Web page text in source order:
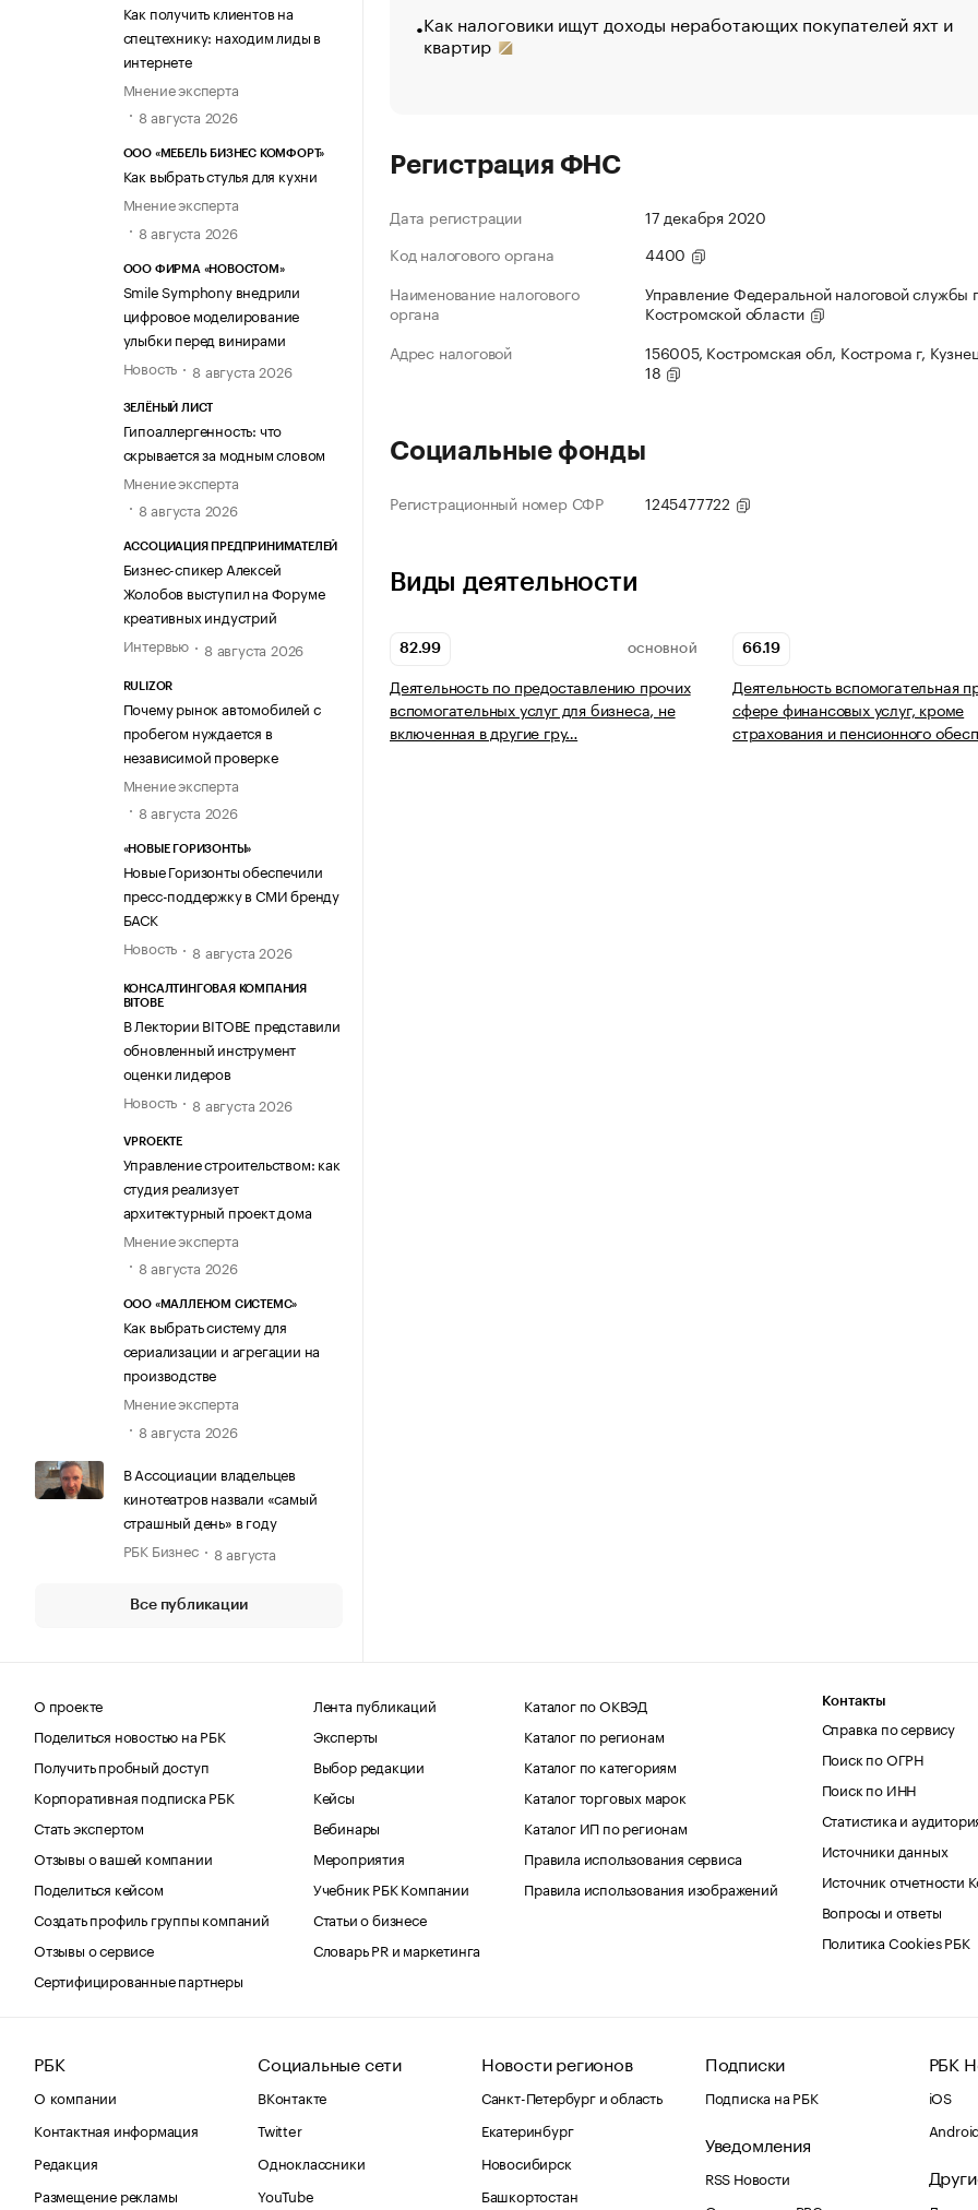
Как получить клиентов на
спецтехнику: находим лиды в
интернете
Мнение эксперта
8 августа 2026
ООО «МЕБЕЛЬ БИЗНЕС КОМФОРТ»
Как выбрать стулья для кухни
Мнение эксперта
8 августа 2026
ООО ФИРМА «НОВОСТОМ»
Smile Symphony внедрили
цифровое моделирование
улыбки перед винирами
Новость
8 августа 2026
ЗЕЛЁНЫЙ ЛИСТ
Гипоаллергенность: что
скрывается за модным словом
Мнение эксперта
8 августа 2026
АССОЦИАЦИЯ ПРЕДПРИНИМАТЕЛЕЙ
Бизнес-спикер Алексей
Жолобов выступил на Форуме
креативных индустрий
Интервью
8 августа 2026
RULIZOR
Почему рынок автомобилей с
пробегом нуждается в
независимой проверке
Мнение эксперта
8 августа 2026
«НОВЫЕ ГОРИЗОНТЫ»
Новые Горизонты обеспечили
пресс-поддержку в СМИ бренду
БАСК
Новость
8 августа 2026
КОНСАЛТИНГОВАЯ КОМПАНИЯ
BITOBE
В Лектории BITOBE представили
обновленный инструмент
оценки лидеров
Новость
8 августа 2026
VPROEKTE
Управление строительством: как
студия реализует
архитектурный проект дома
Мнение эксперта
8 августа 2026
ООО «МАЛЛЕНОМ СИСТЕМС»
Как выбрать систему для
сериализации и агрегации на
производстве
Мнение эксперта
8 августа 2026
В Ассоциации владельцев
кинотеатров назвали «самый
страшный день» в году
РБК Бизнес
8 августа
Все публикации
Как налоговики ищут доходы неработающих покупателей яхт и
квартир
Регистрация ФНС
Дата регистрации
17 декабря 2020
Код налогового органа
4400
Наименование налогового
органа
Управление Федеральной налоговой службы
Костромской области
Адрес налоговой
156005, Костромская обл, Кострома г,
18
Социальные фонды
Регистрационный номер СФР 1245477722
Виды деятельности
82.99 ОСНОВНОЙ
Деятельность по предоставлению прочих
вспомогательных услуг для бизнеса, не
включенная в другие гру…
66.19
Деятельность вспомогательная
сфере финансовых услуг, кроме
страхования и пенсионного
О проекте
Поделиться новостью на РБК
Получить пробный доступ
Корпоративная подписка РБК
Стать экспертом
Отзывы о вашей компании
Поделиться кейсом
Создать профиль группы компаний
Отзывы о сервисе
Сертифицированные партнеры
Лента публикаций
Эксперты
Выбор редакции
Кейсы
Вебинары
Мероприятия
Учебник РБК Компании
Статьи о бизнесе
Словарь PR и маркетинга
Каталог по ОКВЭД
Каталог по регионам
Каталог по категориям
Каталог торговых марок
Каталог ИП по регионам
Правила использования сервиса
Правила использования изображений
Контакты
Справка по сервису
Поиск по ОГРН
Поиск по ИНН
Статистика и
Источники данных
Источник отчетности
Вопросы и ответы
Политика Cookies РБК
РБК
О компании
Контактная информация
Редакция
Размещение рекламы
Социальные сети
ВКонтакте
Twitter
Одноклассники
YouTube
Новости регионов
Санкт-Петербург и область
Екатеринбург
Новосибирск
Башкортостан
Подписки
Подписка на РБК
Уведомления
RSS Новости
РБК
iOS